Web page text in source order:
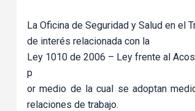
La Oficina de Seguridad y Salud en el
de interés relacionada con la
Ley 1010 de 2006 – Ley frente al
p
or medio de la cual se adoptan
relaciones de trabajo.